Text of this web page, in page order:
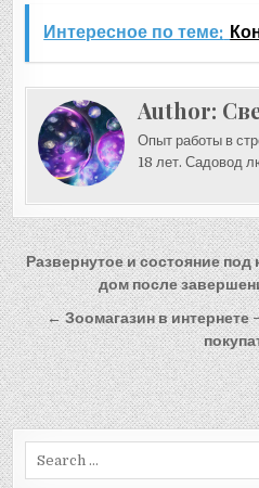
Интересное по теме:
Author:
Опыт работы в
18 лет. Садовод
Навигация
по
записям
Развернутое и состояние
дом после
← Зоомагазин в интернете